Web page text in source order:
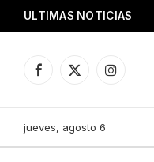
ULTIMAS NOTICIAS
Facebook
X
Instagram
jueves, agosto 6